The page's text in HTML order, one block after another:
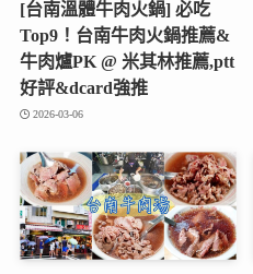
[台南溫體牛肉火鍋] 必吃
Top9！台南牛肉火鍋推薦&
牛肉爐PK @ 米其林推薦,ptt
好評&dcard強推
2026-03-06